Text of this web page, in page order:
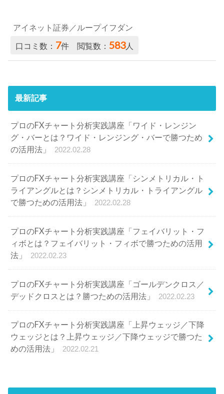
アイネット証券／ループイフダン
口コミ数： 7件 閲覧数：583人
最新記事
プロのFXチャート分析実践講座「ワイド・レンジン
グ・バーとは？ワイド・レンジング・バーで勝つため
の活用法」
2022.02.28
プロのFXチャート分析実践講座「シンメトリカル・ト
ライアングルとは？シンメトリカル・トライアングル
で勝つための活用法」
2022.02.28
プロのFXチャート分析実践講座「フェイバリット・フ
ィボとは？フェイバリット・フィボで勝つための活用
法」
2022.02.23
プロのFXチャート分析実践講座「ゴールデンクロス／
デッドクロスとは？勝つための活用法」
2022.02.23
プロのFXチャート分析実践講座「上昇ウェッジ／下降
ウェッジとは？上昇ウェッジ／下降ウェッジで勝つた
めの活用法」
2022.02.21